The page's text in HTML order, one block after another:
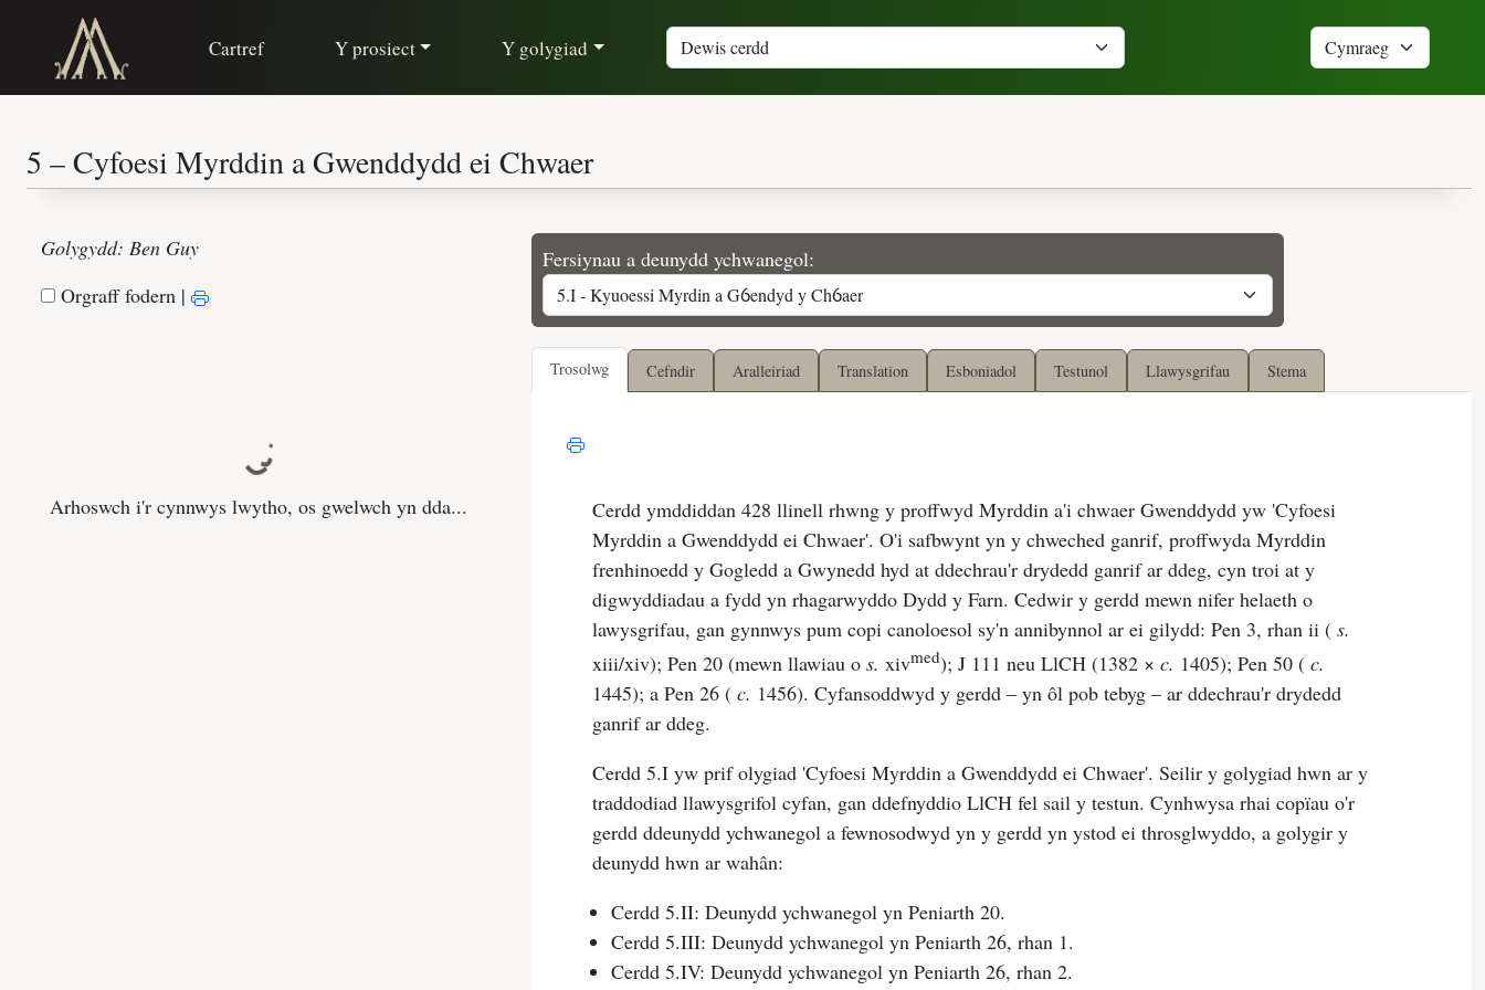
Cartref Y prosiect Y golygiad
Golygydd: Ben Guy
Orgraff fodern |
Arhoswch i'r cynnwys lwytho, os gwelwch yn dda...
Fersiynau a deunydd ychwanegol:
Trosolwg Cefndir Aralleiriad Translation Esboniadol Testunol Llawysgrifau Stema